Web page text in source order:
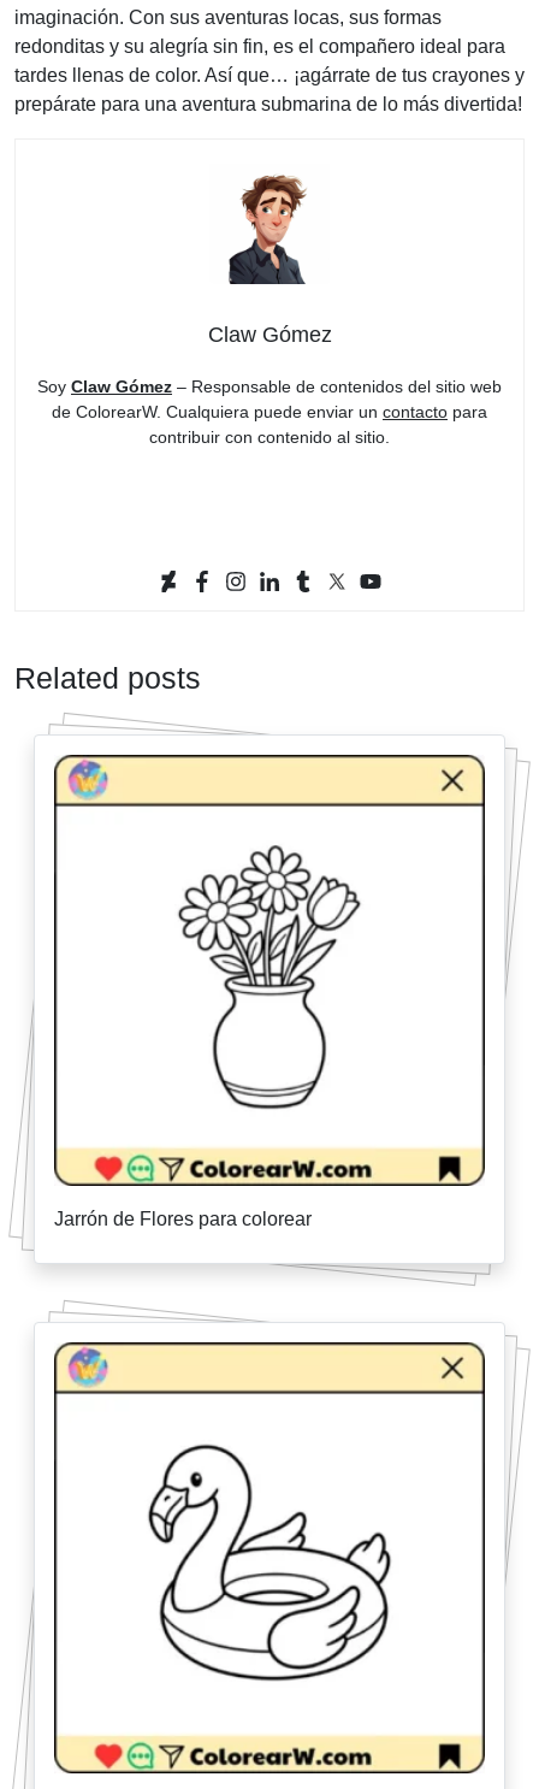
imaginación. Con sus aventuras locas, sus formas
redonditas y su alegría sin fin, es el compañero ideal para
tardes llenas de color. Así que… ¡agárrate de tus crayones y
prepárate para una aventura submarina de lo más divertida!
Claw Gómez
Soy Claw Gómez – Responsable de contenidos del sitio web
de ColorearW. Cualquiera puede enviar un contacto para
contribuir con contenido al sitio.
Related posts
Jarrón de Flores para colorear